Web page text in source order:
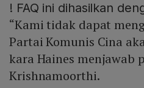
! FAQ ini dihasilkan
“Kami tidak dapat
Partai Komunis Cina
kara Haines menjawab
Krishnamoorthi.